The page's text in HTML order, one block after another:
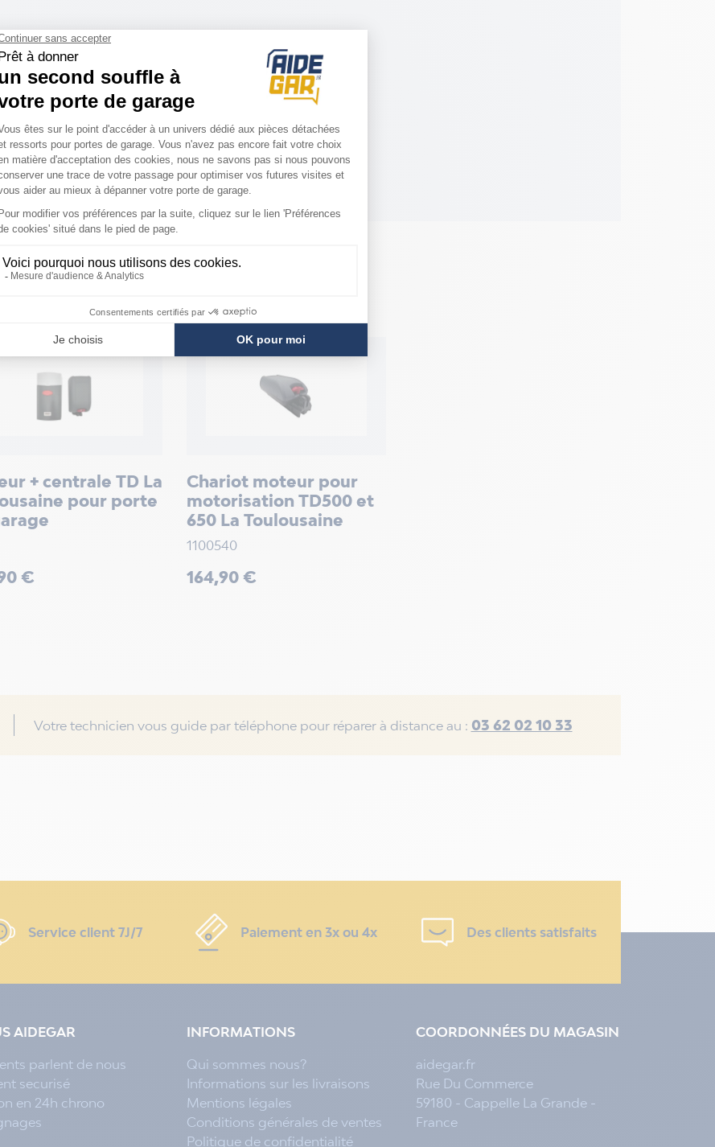
hors-tout)
hors-tout)
hors-tout)
est livré sans la suspente de
+ tendeur de chaîne (ces pièces
+ centrale TD La
pour porte
€
Chariot moteur pour
motorisation TD500 et
650 La Toulousaine
1100540
Prix
164,90 €
Votre technicien vous guide par téléphone pour réparer à distance au : 03 62 02 10 33
Service client 7J/7 Paiement en 3x ou 4x Des clients satisfaits
AIDEGAR
parlent de nous
securisé
en 24h chrono
INFORMATIONS
Qui sommes nous?
Informations sur les livraisons
Mentions légales
Conditions générales de ventes
Politique de confidentialité
COORDONNÉES DU MAGASIN
aidegar.fr
Rue Du Commerce
59180 - Cappelle La Grande -
France